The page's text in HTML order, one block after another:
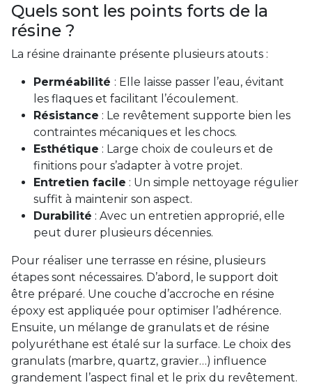
Quels sont les points forts de la
résine ?
La résine drainante présente plusieurs atouts :
Perméabilité : Elle laisse passer l’eau, évitant
les flaques et facilitant l’écoulement.
Résistance : Le revêtement supporte bien les
contraintes mécaniques et les chocs.
Esthétique : Large choix de couleurs et de
finitions pour s’adapter à votre projet.
Entretien facile : Un simple nettoyage régulier
suffit à maintenir son aspect.
Durabilité : Avec un entretien approprié, elle
peut durer plusieurs décennies.
Pour réaliser une terrasse en résine, plusieurs
étapes sont nécessaires. D’abord, le support doit
être préparé. Une couche d’accroche en résine
époxy est appliquée pour optimiser l’adhérence.
Ensuite, un mélange de granulats et de résine
polyuréthane est étalé sur la surface. Le choix des
granulats (marbre, quartz, gravier…) influence
grandement l’aspect final et le prix du revêtement.